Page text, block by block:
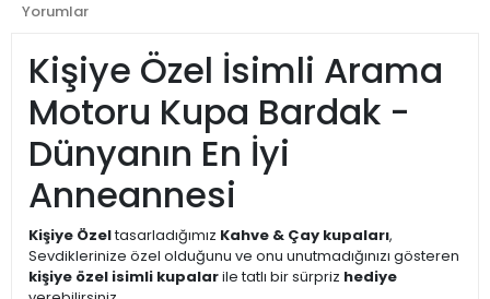
Yorumlar
Kişiye Özel İsimli Arama
Motoru Kupa Bardak -
Dünyanın En İyi
Anneannesi
Kişiye Özeltasarladığımız Kahve & Çay kupaları,
Sevdiklerinize özel olduğunu ve onu unutmadığınızı gösteren
kişiye özel isimli kupalarile tatlı bir sürpriz hediye